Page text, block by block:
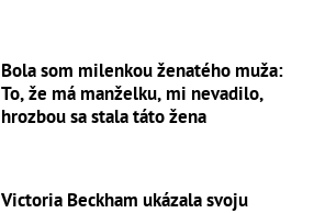
Bola som milenkou ženatého muža:
To, že má manželku, mi nevadilo,
hrozbou sa stala táto žena
Victoria Beckham ukázala svoju